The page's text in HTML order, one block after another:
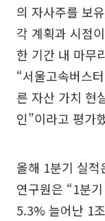
의 자사주를 보
각 계획과 시점
한 기간 내 마무
“서울고속버스
른 자산 가치 현
인”이라고 평가
올해 1분기 실
연구원은 “1분
5.3% 늘어난 1